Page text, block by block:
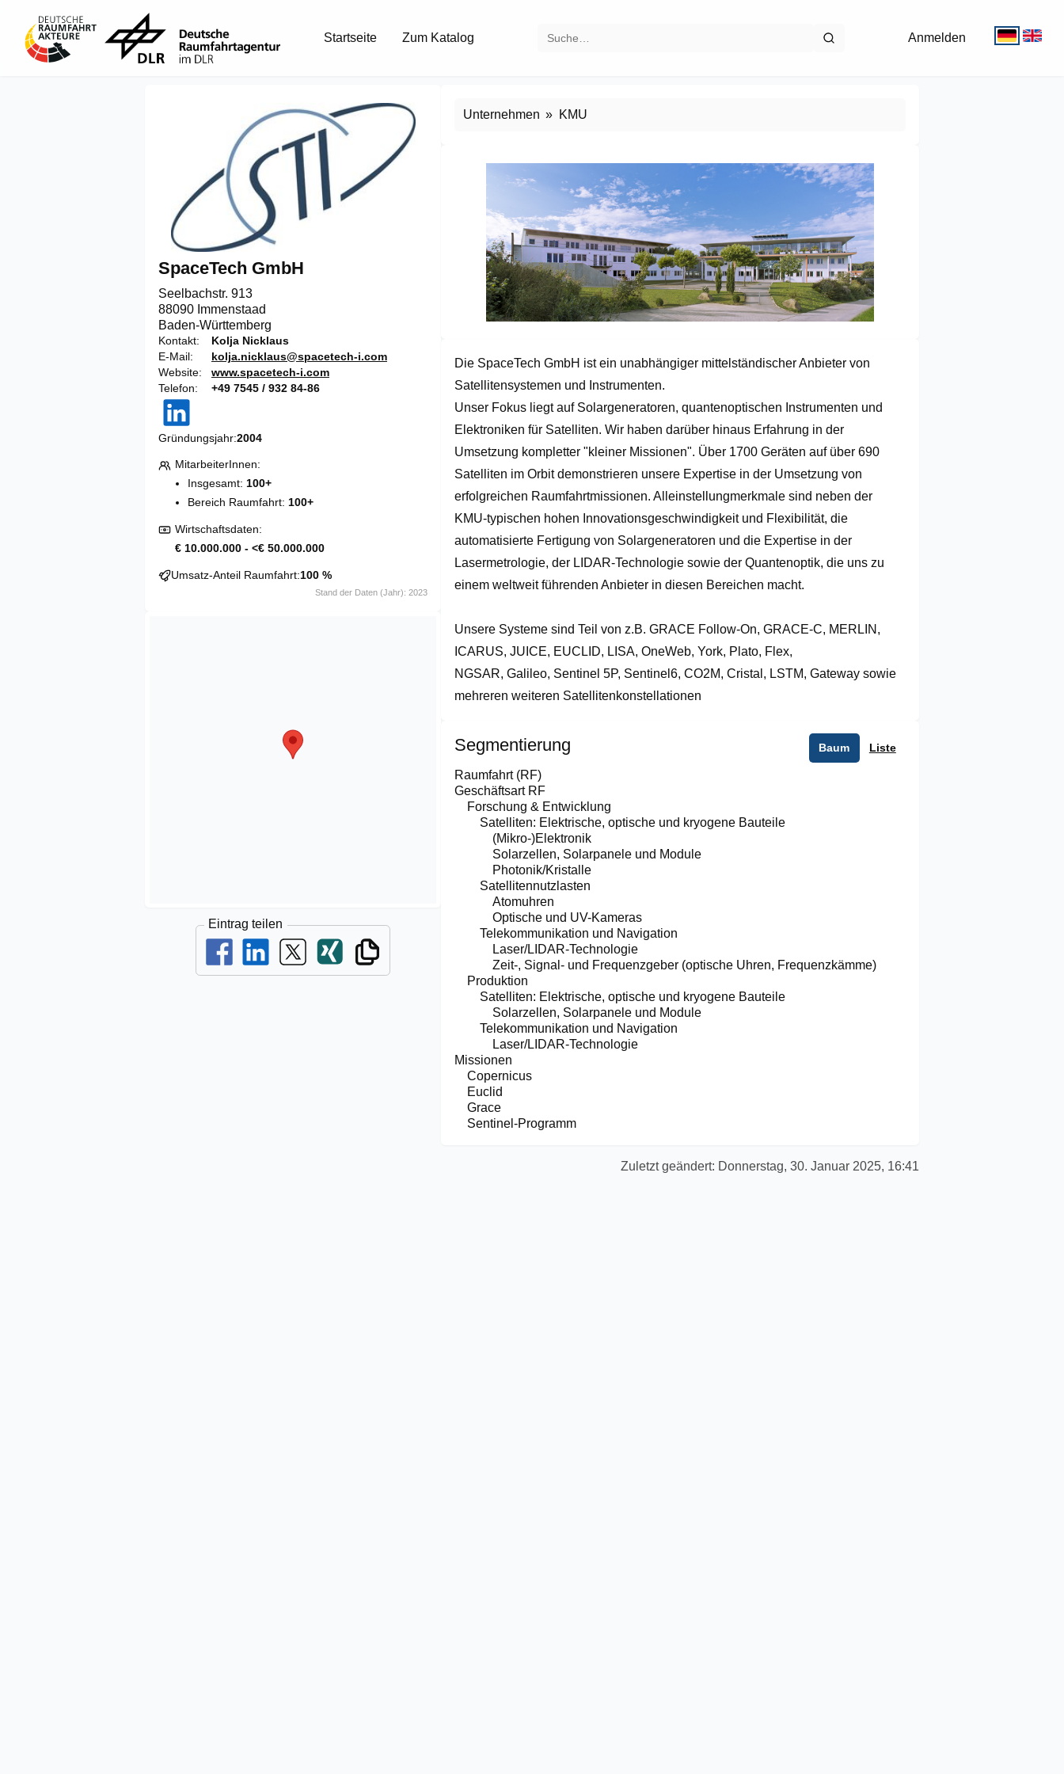
Startseite Zum Katalog Anmelden
SpaceTech GmbH
Seelbachstr. 913
88090 Immenstaad
Baden-Württemberg
Kontakt
Kolja Nicklaus
E-Mail
kolja.nicklaus@spacetech-i.com
Website
www.spacetech-i.com
Telefon
+49 7545 / 932 84-86
Gründungsjahr 2004
MitarbeiterInnen
Insgesamt: 100+
Bereich Raumfahrt: 100+
Wirtschaftsdaten
€ 10.000.000 - <€ 50.000.000
Umsatz-Anteil Raumfahrt 100 %
Stand der Daten (Jahr): 2023
Eintrag teilen
Unternehmen KMU
of
1
Die SpaceTech GmbH ist ein unabhängiger mittelständischer Anbieter von
Satellitensystemen und Instrumenten.
Unser Fokus liegt auf Solargeneratoren, quantenoptischen Instrumenten und
Elektroniken für Satelliten. Wir haben darüber hinaus Erfahrung in der
Umsetzung kompletter "kleiner Missionen". Über 1700 Geräten auf über 690
Satelliten im Orbit demonstrieren unsere Expertise in der Umsetzung von
erfolgreichen Raumfahrtmissionen. Alleinstellungmerkmale sind neben der
KMU-typischen hohen Innovationsgeschwindigkeit und Flexibilität, die
automatisierte Fertigung von Solargeneratoren und die Expertise in der
Lasermetrologie, der LIDAR-Technologie sowie der Quantenoptik, die uns zu
einem weltweit führenden Anbieter in diesen Bereichen macht.
Unsere Systeme sind Teil von z.B. GRACE Follow-On, GRACE-C, MERLIN,
ICARUS, JUICE, EUCLID, LISA, OneWeb, York, Plato, Flex,
NGSAR, Galileo, Sentinel 5P, Sentinel6, CO2M, Cristal, LSTM, Gateway sowie
mehreren weiteren Satellitenkonstellationen
Segmentierung Baum Liste
Raumfahrt (RF)
Geschäftsart RF
Forschung & Entwicklung
Satelliten: Elektrische, optische und kryogene Bauteile
(Mikro-)Elektronik
Solarzellen, Solarpanele und Module
Photonik/Kristalle
Satellitennutzlasten
Atomuhren
Optische und UV-Kameras
Telekommunikation und Navigation
Laser/LIDAR-Technologie
Zeit-, Signal- und Frequenzgeber (optische Uhren, Frequenzkämme)
Produktion
Satelliten: Elektrische, optische und kryogene Bauteile
Solarzellen, Solarpanele und Module
Telekommunikation und Navigation
Laser/LIDAR-Technologie
Missionen
Copernicus
Euclid
Grace
Sentinel-Programm
Zuletzt geändert: Donnerstag, 30. Januar 2025, 16:41